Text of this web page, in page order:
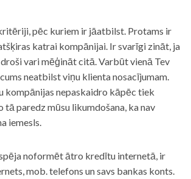
pēc kuriem ir jāatbilst. Protams ir
katrai kompānijai. Ir svarīgi zināt, ja
vari mēģināt citā. Varbūt vienā Tev
neatbilst viņu klienta nosacījumam.
kompānijas nepaskaidro kāpēc tiek
paredz mūsu likumdošana, ka nav
iemesls.
noformēt ātro kredītu internetā, ir
mob. telefons un savs bankas konts.